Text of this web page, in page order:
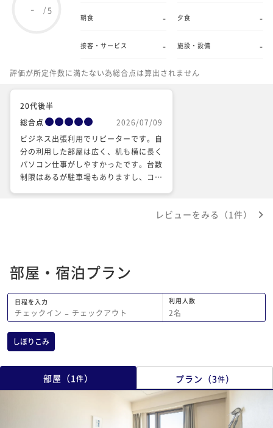
- /5
朝食 - 夕食 -
接客・サービス - 施設・設備 -
評価が所定件数に満たない為総合点は算出されません
20代後半
総合点
2026/07/09
ビジネス出張利用でリピーターです。自
分の利用した部屋は広く、机も横に長く
パソコン仕事がしやすかったです。台数
制限はあるが駐車場もありますし、コー
レビューをみる（1件）
部屋・宿泊プラン
日程を入力
チェックイン − チェックアウト
利用人数
2名
しぼりこみ
部屋 （1 件） プラン （3件）